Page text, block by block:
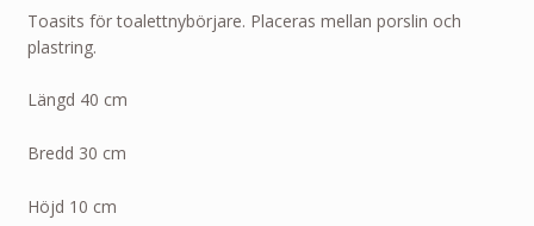
Toasits för toalettnybörjare. Placeras mellan porslin och
plastring.
Längd 40 cm
Bredd 30 cm
Höjd 10 cm